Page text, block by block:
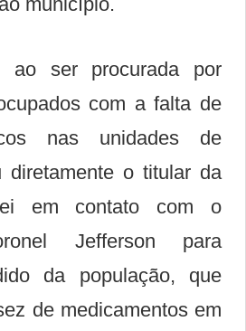
ao ser procurada por
com a falta de
nas unidades de
diretamente o titular da
em contato com o
Jefferson para
da população, que
de medicamentos em